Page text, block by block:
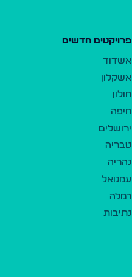
פרויקטים חדשים
אשדוד
אשקלון
חולון
חיפה
ירושלים
טבריה
נהריה
עמנואל
רמלה
נתיבות